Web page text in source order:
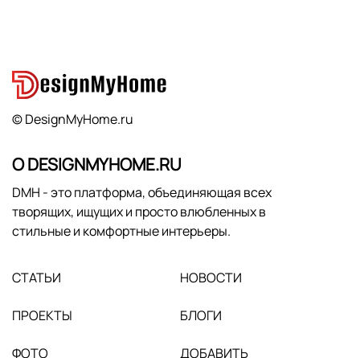
© DesignMyHome.ru
О DESIGNMYHOME.RU
DMH - это платформа, объединяющая всех
творящих, ищущих и просто влюбленных в
стильные и комфортные интерьеры.
СТАТЬИ НОВОСТИ
ПРОЕКТЫ БЛОГИ
ФОТО ДОБАВИТЬ